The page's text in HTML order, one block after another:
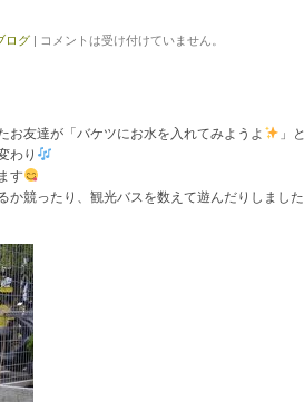
ログ | コメントは受け付けていません。
お友達が「バケツにお水を入れてみようよ
」と
わり
す
か競ったり、観光バスを数えて遊んだりしました